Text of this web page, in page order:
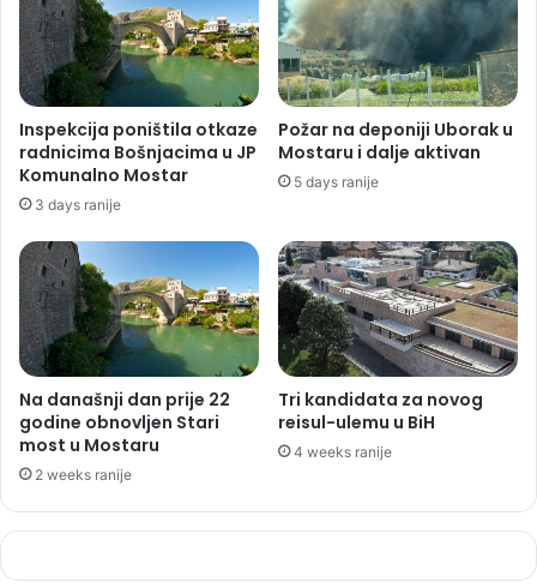
Inspekcija poništila otkaze
radnicima Bošnjacima u JP
Komunalno Mostar
3 days ranije
Požar na deponiji Uborak u
Mostaru i dalje aktivan
5 days ranije
Na današnji dan prije 22
godine obnovljen Stari
most u Mostaru
2 weeks ranije
Tri kandidata za novog
reisul-ulemu u BiH
4 weeks ranije